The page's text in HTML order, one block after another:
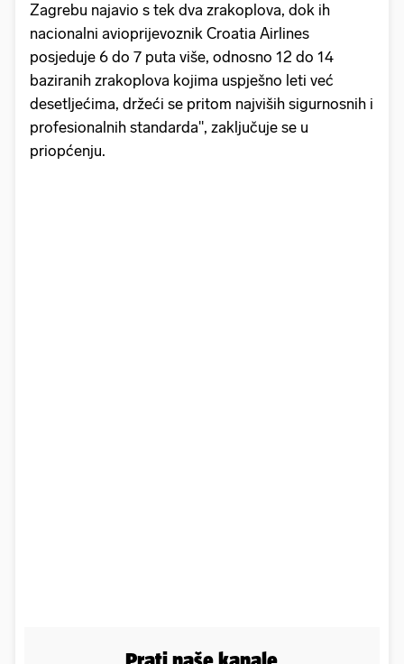
Zagrebu najavio s tek dva zrakoplova, dok ih
nacionalni avioprijevoznik Croatia Airlines
posjeduje 6 do 7 puta više, odnosno 12 do 14
baziranih zrakoplova kojima uspješno leti već
desetljećima, držeći se pritom najviših sigurnosnih i
profesionalnih standarda", zaključuje se u
priopćenju.